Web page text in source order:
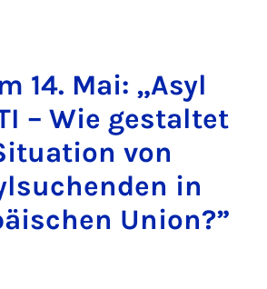
14. Mai: „Asyl
– Wie ge­stal­tet
von
in
Uni­on?”